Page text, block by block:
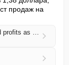
продаж на
Yum Brands posted stronger-than-expected profits as Taco Bell and KFC drove growth